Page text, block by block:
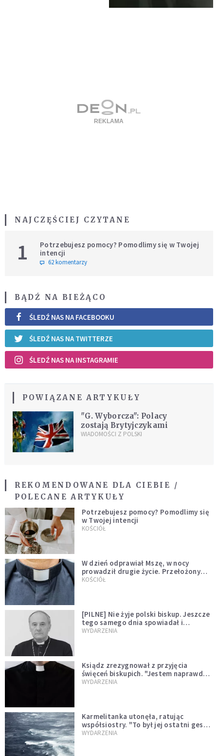
NAJCZĘŚCIEJ CZYTANE
1
Potrzebujesz pomocy? Pomodlimy się w Twojej
intencji
62 komentarzy
BĄDŹ NA BIEŻĄCO
ŚLEDŹ NAS NA FACEBOOKU
ŚLEDŹ NAS NA TWITTERZE
ŚLEDŹ NAS NA INSTAGRAMIE
POWIĄZANE ARTYKUŁY
"G. Wyborcza": Polacy
zostają Brytyjczykami
WIADOMOŚCI Z POLSKI
REKOMENDOWANE DLA CIEBIE /
POLECANE ARTYKUŁY
Potrzebujesz pomocy? Pomodlimy się
w Twojej intencji
KOŚCIÓŁ
W dzień odprawiał Mszę, w nocy
prowadził drugie życie. Przełożony
kazał mu opuścić zakon
KOŚCIÓŁ
[PILNE] Nie żyje polski biskup. Jeszcze
tego samego dnia spowiadał i
sprawował Mszę świętą
WYDARZENIA
Ksiądz zrezygnował z przyjęcia
święceń biskupich. "Jestem naprawdę
niegodny"
WYDARZENIA
Karmelitanka utonęła, ratując
współsiostry. "To był jej ostatni gest
miłości"
WYDARZENIA